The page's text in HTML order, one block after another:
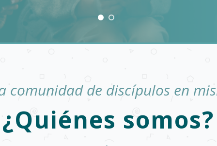
comunidad de discípulos en
¿Quiénes somos?